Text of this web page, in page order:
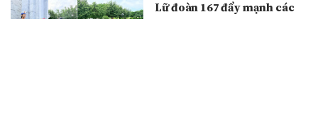
Lữ đoàn 167 đẩy mạnh các